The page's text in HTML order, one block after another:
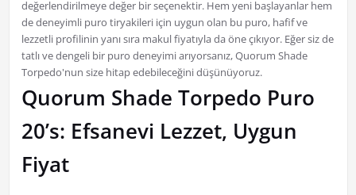
değerlendirilmeye değer bir seçenektir. Hem yeni başlayanlar hem
de deneyimli puro tiryakileri için uygun olan bu puro, hafif ve
lezzetli profilinin yanı sıra makul fiyatıyla da öne çıkıyor. Eğer siz de
tatlı ve dengeli bir puro deneyimi arıyorsanız, Quorum Shade
Torpedo'nun size hitap edebileceğini düşünüyoruz.
Quorum Shade Torpedo Puro
20’s: Efsanevi Lezzet, Uygun
Fiyat